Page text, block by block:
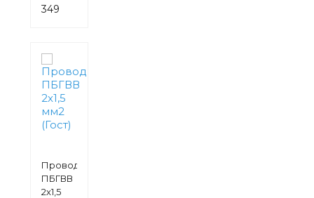
220V
349
Провод
ПБГВВ
2х1,5